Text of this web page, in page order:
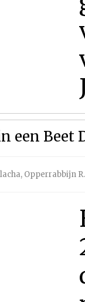
een Beet
, Opperrabbijn